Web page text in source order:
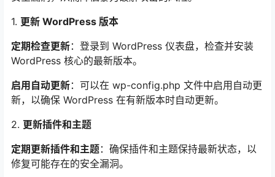
1. 更新 WordPress 版本
定期检查更新：登录到 WordPress 仪表盘，检查并安装
WordPress 核心的最新版本。
启用自动更新：可以在 wp-config.php 文件中启用自动更
新，以确保 WordPress 在有新版本时自动更新。
2. 更新插件和主题
定期更新插件和主题：确保插件和主题保持最新状态，以
修复可能存在的安全漏洞。